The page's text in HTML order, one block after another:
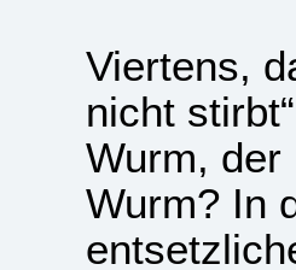
Vier­tens,
nicht
Wurm,
Wurm? In